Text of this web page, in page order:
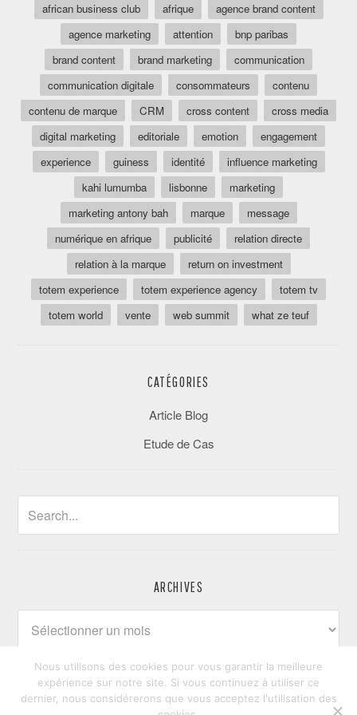
african business club afrique
agence brand content
agence marketing
attention
bnp paribas
brand content
brand marketing
communication
communication digitale
consommateurs
contenu
contenu de marque
CRM cross content
cross media
digital marketing
editoriale emotion
engagement
experience
guiness identité
influence marketing
kahi lumumba
lisbonne
marketing
marketing antony bah
marque
message
numérique en afrique
publicité
relation directe
relation à la marque
return on investment
totem experience
totem experience agency
totem tv
totem world
vente web summit what ze teuf
CATÉGORIES
Article Blog
Etude de Cas
ARCHIVES
Nous utilisons des cookies pour vous garantir la meilleure
expérience sur notre site. Si vous continuez à utiliser ce
dernier, nous considérerons que vous acceptez l'utilisation des